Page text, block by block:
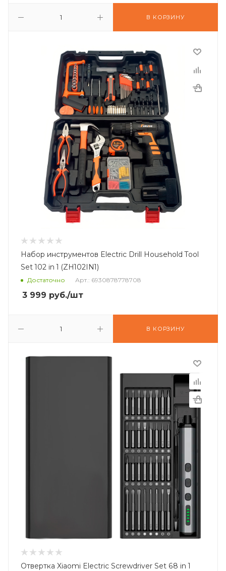
В КОРЗИНУ
Набор инструментов Electric Drill Household Tool
Set 102 in 1 (ZH102IN1)
Достаточно Арт.: 6930878778708
3 999 руб./шт
В КОРЗИНУ
Отвертка Xiaomi Electric Screwdriver Set 68 in 1